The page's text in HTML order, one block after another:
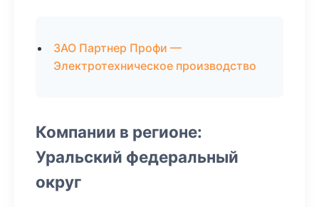
ЗАО Партнер Профи —
Электротехническое производство
Компании в регионе:
Уральский федеральный
округ